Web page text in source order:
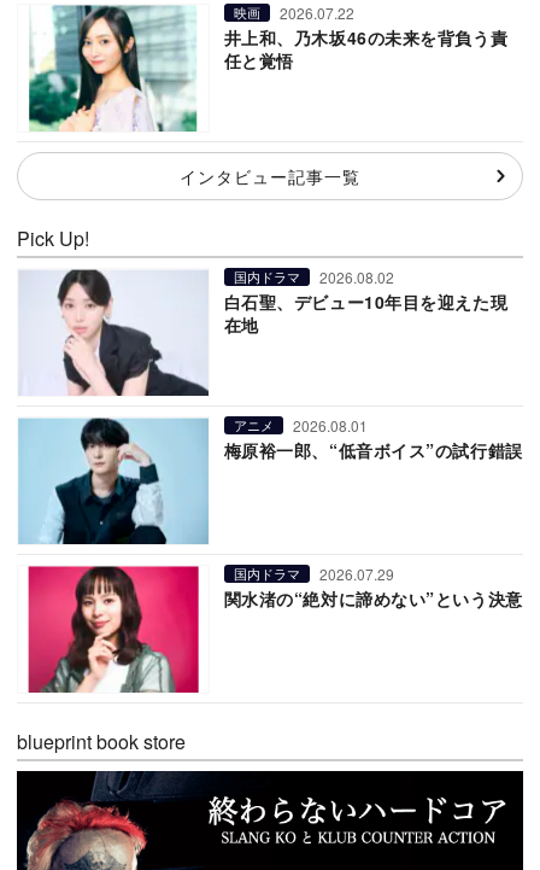
映画 2026.07.22
井上和、乃木坂46の未来を背負う責
任と覚悟
インタビュー記事一覧
Pick Up!
国内ドラマ 2026.08.02
白石聖、デビュー10年目を迎えた現
在地
アニメ 2026.08.01
梅原裕一郎、“低音ボイス”の試行錯誤
国内ドラマ 2026.07.29
関水渚の“絶対に諦めない”という決意
blueprint book store